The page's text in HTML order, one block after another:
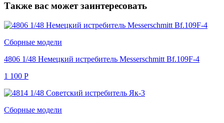
Также вас может заинтересовать
Сборные модели
4806 1/48 Немецкий истребитель Messerschmitt Bf.109F-4
1 100 Р
Сборные модели